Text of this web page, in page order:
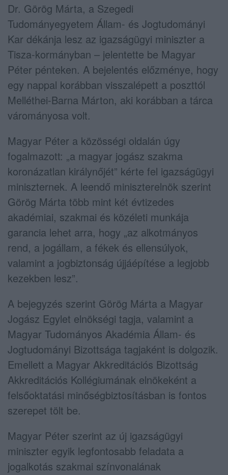
Dr. Görög Márta, a Szegedi
Tudományegyetem Állam- és Jogtudományi
Kar dékánja lesz az igazságügyi miniszter a
Tisza-kormányban – jelentette be Magyar
Péter pénteken. A bejelentés előzménye, hogy
egy nappal korábban visszalépett a poszttól
Melléthei-Barna Márton, aki korábban a tárca
várományosa volt.
Magyar Péter a közösségi oldalán úgy
fogalmazott: „a magyar jogász szakma
koronázatlan királynőjét” kérte fel igazságügyi
miniszternek. A leendő miniszterelnök szerint
Görög Márta több mint két évtizedes
akadémiai, szakmai és közéleti munkája
garancia lehet arra, hogy „az alkotmányos
rend, a jogállam, a fékek és ellensúlyok,
valamint a jogbiztonság újjáépítése a legjobb
kezekben lesz”.
A bejegyzés szerint Görög Márta a Magyar
Jogász Egylet elnökségi tagja, valamint a
Magyar Tudományos Akadémia Állam- és
Jogtudományi Bizottsága tagjaként is dolgozik.
Emellett a Magyar Akkreditációs Bizottság
Akkreditációs Kollégiumának elnökeként a
felsőoktatási minőségbiztosításban is fontos
szerepet tölt be.
Magyar Péter szerint az új igazságügyi
miniszter egyik legfontosabb feladata a
jogalkotás szakmai színvonalának